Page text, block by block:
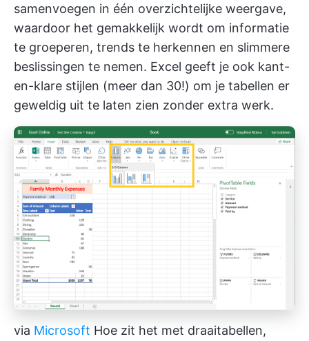
samenvoegen in één overzichtelijke weergave,
waardoor het gemakkelijk wordt om informatie
te groeperen, trends te herkennen en slimmere
beslissingen te nemen. Excel geeft je ook kant-
en-klare stijlen (meer dan 30!) om je tabellen er
geweldig uit te laten zien zonder extra werk.
via Microsoft Hoe zit het met draaitabellen,